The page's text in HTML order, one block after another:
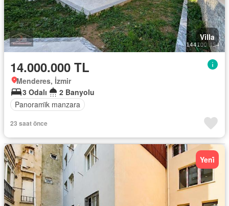
Villa
14.000.000 TL
Menderes, İzmir
3 Odalı
2 Banyolu
Panorami̇k manzara
23 saat önce
Yeni̇